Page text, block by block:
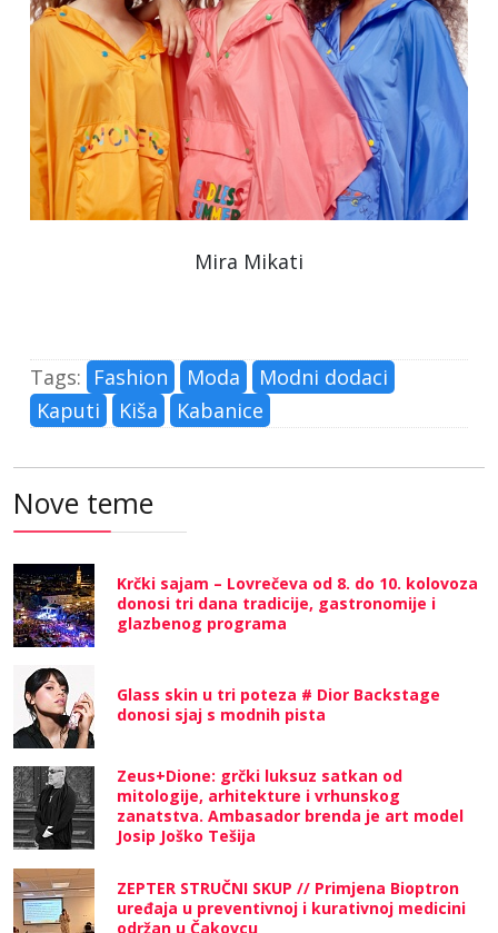
Mira Mikati
Tags: Fashion Moda
Modni dodaci
Kaputi
Kiša Kabanice
Nove teme
Krčki sajam – Lovrečeva od 8. do 10. kolovoza
donosi tri dana tradicije, gastronomije i
glazbenog programa
Glass skin u tri poteza # Dior Backstage
donosi sjaj s modnih pista
Zeus+Dione: grčki luksuz satkan od
mitologije, arhitekture i vrhunskog
zanatstva. Ambasador brenda je art model
Josip Joško Tešija
ZEPTER STRUČNI SKUP // Primjena Bioptron
uređaja u preventivnoj i kurativnoj medicini
održan u Čakovcu